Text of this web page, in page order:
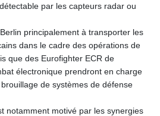
par les capteurs radar ou
principalement à transporter les
dans le cadre des opérations de
que des Eurofighter ECR de
électronique prendront en charge
de systèmes de défense
notamment motivé par les synergies